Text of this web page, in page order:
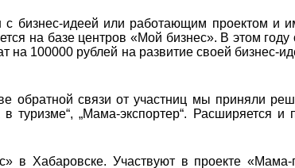
бизнес-идеей или работающим проектом и
на базе центров «Мой бизнес». В этом году
на 100000 рублей на развитие своей бизнес-
обратной связи от участниц мы приняли
„Мама-экспортер“. Расширяется и
Хабаровске. Участвуют в проекте «Мама-